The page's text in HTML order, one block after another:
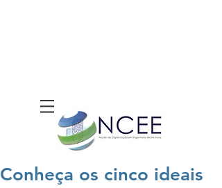
Conheça os cinco ideais